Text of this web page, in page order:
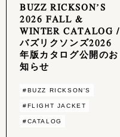
BUZZ RICKSON’S
2026 FALL &
WINTER CATALOG /
バズリクソンズ2026
年版カタログ公開のお
知らせ
#BUZZ RICKSON'S
#FLIGHT JACKET
#CATALOG